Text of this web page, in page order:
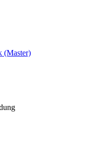
(Master)